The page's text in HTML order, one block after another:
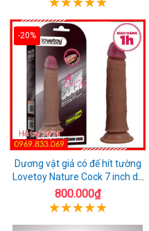
-20%
Dương vật giả có đế hít tường
Lovetoy Nature Cock 7 inch da
đen
800.000₫